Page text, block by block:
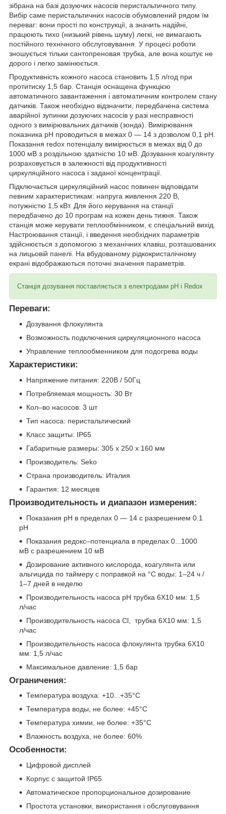
зібрана на базі дозуючих насосів перистальтичного типу.
Вибір саме перистальтичних насосів обумовлений рядом їм
переваг: вони прості по конструкції, а значить надійні,
працюють тихо (низький рівень шуму) легкі, не вимагають
постійного технічного обслуговування. У процесі роботи
зношується тільки сантопреновая трубка, але вона коштує не
дорого і легко замінюється.
Продуктивність кожного насоса становить 1,5 л/год при
протитиску 1,5 бар. Станція оснащена функцією
автоматичного завантаження і автоматичним контролем стану
датчиків. Також необхідно відзначити, передбачена система
аварійної зупинки дозуючих насосів у разі несправності
одного з вимірювальних датчиків (зонда). Вимірювання
показника pH проводиться в межах 0 — 14 з дозволом 0,1 pH.
Показання redox потенціалу вимірюється в межах від 0 до
1000 мВ з роздільною здатністю 10 мВ. Дозування коагулянту
розраховується в залежності від продуктивності
циркуляційного насоса і заданої концентрації.
Підключається циркуляційний насос повинен відповідати
певним характеристикам: напруга живлення 220 В,
потужністю 1,5 кВт. Для його керування на станції
передбачено до 10 програм на кожен день тижня. Також
станція може керувати теплообмінником, є спеціальний вихід.
Настроювання станції, і введення необхідних параметрів
здійснюється з допомогою з механічних клавіш, розташованих
на лицьовій панелі. На вбудованому рідкокристалічному
екрані відображаються поточні значення параметрів.
Станція дозування поставляється з електродами pH і Redox
Переваги:
Дозування флокулянта
Возможность подключения циркуляционного насоса
Управление теплообменником для подогрева воды
Характеристики:
Напряжение питания: 220В / 50Гц
Потребляемая мощность: 30 Вт
Кол–во насосов: 3 шт
Тип насоса: перистальтический
Класс защиты: IP65
Габаритные размеры: 305 х 250 х 160 мм
Производитель: Seko
Страна производитель: Италия
Гарантия: 12 месяцев
Производительность и диапазон измерения:
Показания pH в пределах 0 — 14 с разрешением 0.1
pH
Показания редокс–потенциала в пределах 0...1000
мВ с разрешением 10 мВ
Дозирование активного кислорода, коагулянта или
альгицида по таймеру с поправкой на °C воды: 1–24 ч /
1–7 дней в неделю
Производительность насоса pH трубка 6X10 мм: 1,5
л/час
Производительность насоса Cl,
трубка 6X10 мм: 1,5
л/час
Производительность насоса флокулянта трубка 6X10
мм: 1,5 л/час
Максимальное давление: 1,5 бар
Ограничения:
Температура воздуха: +10...+35°C
Температура воды, не более: +45°C
Температура химии, не более: +35°C
Влажность воздуха, не более: 60%
Особенности:
Цифровой дисплей
Корпус с защитой IP65
Автоматическое пропорциональное дозирование
Простота установки, використання і обслуговування